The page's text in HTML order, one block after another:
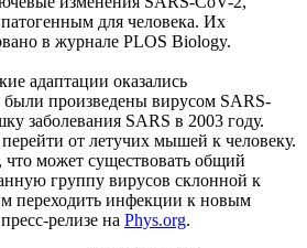
для человека. Их
в журнале PLOS Biology.
адаптации оказались
произведены вирусом SARS-
заболевания SARS в 2003 году.
от летучих мышей к человеку.
может существовать общий
группу вирусов склонной к
переходить инфекции к новым
релизе на Phys.org.